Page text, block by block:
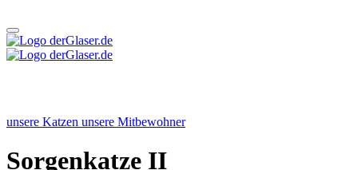
Inhalt
springen
derGlaser.de
unsere Katzen unsere Mitbewohner
Sorgenkatze II